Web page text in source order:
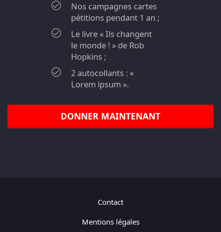
Nos campagnes cartes
pétitions pendant 1 an ;
Le livre « Ils changent
le monde ! » de Rob
Hopkins ;
2 autocollants : «
Lorem ipsum ».
DONNER MAINTENANT
Contact
Mentions légales